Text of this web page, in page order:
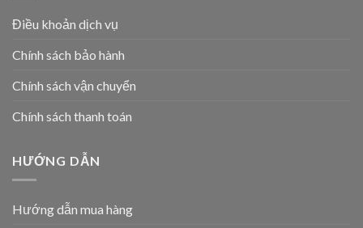
Điều khoản dịch vụ
Chính sách bảo hành
Chính sách vận chuyển
Chính sách thanh toán
HƯỚNG DẪN
Hướng dẫn mua hàng